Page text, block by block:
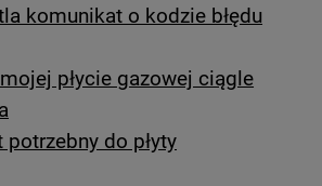
komunikat o kodzie błędu
płycie gazowej ciągle
do płyty